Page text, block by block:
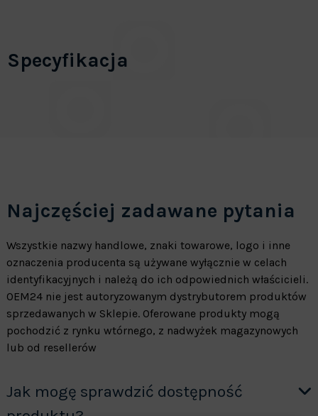
Specyfikacja
Najczęściej zadawane pytania
Wszystkie nazwy handlowe, znaki towarowe, logo i inne
oznaczenia producenta są używane wyłącznie w celach
identyfikacyjnych i należą do ich odpowiednich właścicieli.
OEM24 nie jest autoryzowanym dystrybutorem produktów
sprzedawanych w Sklepie. Oferowane produkty mogą
pochodzić z rynku wtórnego, z nadwyżek magazynowych
lub od resellerów
Jak mogę sprawdzić dostępność